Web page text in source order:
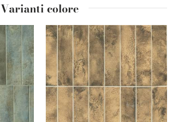
Varianti colore